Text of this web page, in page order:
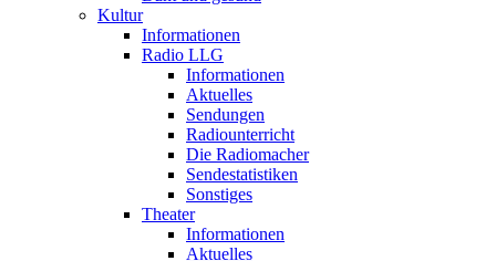
Kultur
Informationen
Radio LLG
Informationen
Aktuelles
Sendungen
Radiounterricht
Die Radiomacher
Sendestatistiken
Sonstiges
Theater
Informationen
Aktuelles